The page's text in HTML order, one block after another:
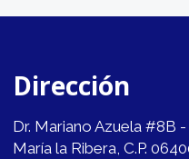
Dirección
Dr. Mariano Azuela #8B
María la Ribera, C.P.